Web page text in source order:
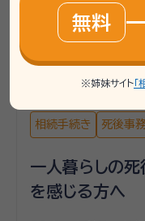
部編集したうえで要
や相談先は、お客様
門家や相談窓口へご確
相続手続き 死後事
一人暮らしの
を感じる方へ
無料
※姉妹サイト